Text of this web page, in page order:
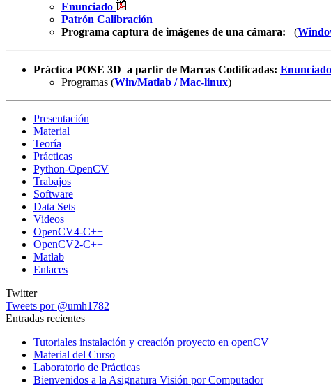
Enunciado
Patrón Calibración
Programa captura de imágenes de una cámara: (
Práctica POSE 3D a partir de Marcas Codificadas: Enunciado
Programas (Win/Matlab / Mac-linux)
Presentación
Material
Teoría
Prácticas
Python-OpenCV
Trabajos
Software
Data Sets
Videos
OpenCV4-C++
OpenCV2-C++
Matlab
Enlaces
Twitter
Tweets por @umh1782
Entradas recientes
Tutoriales instalación y creación proyecto en openCV
Material del Curso
Laboratorio de Prácticas
Bienvenidos a la Asignatura Visión por Computador